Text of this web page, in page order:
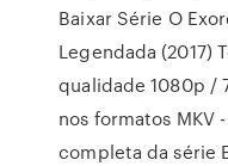
Baixar Série O
Legendada (2017)
qualidade 1080p /
nos formatos MKV
completa da série